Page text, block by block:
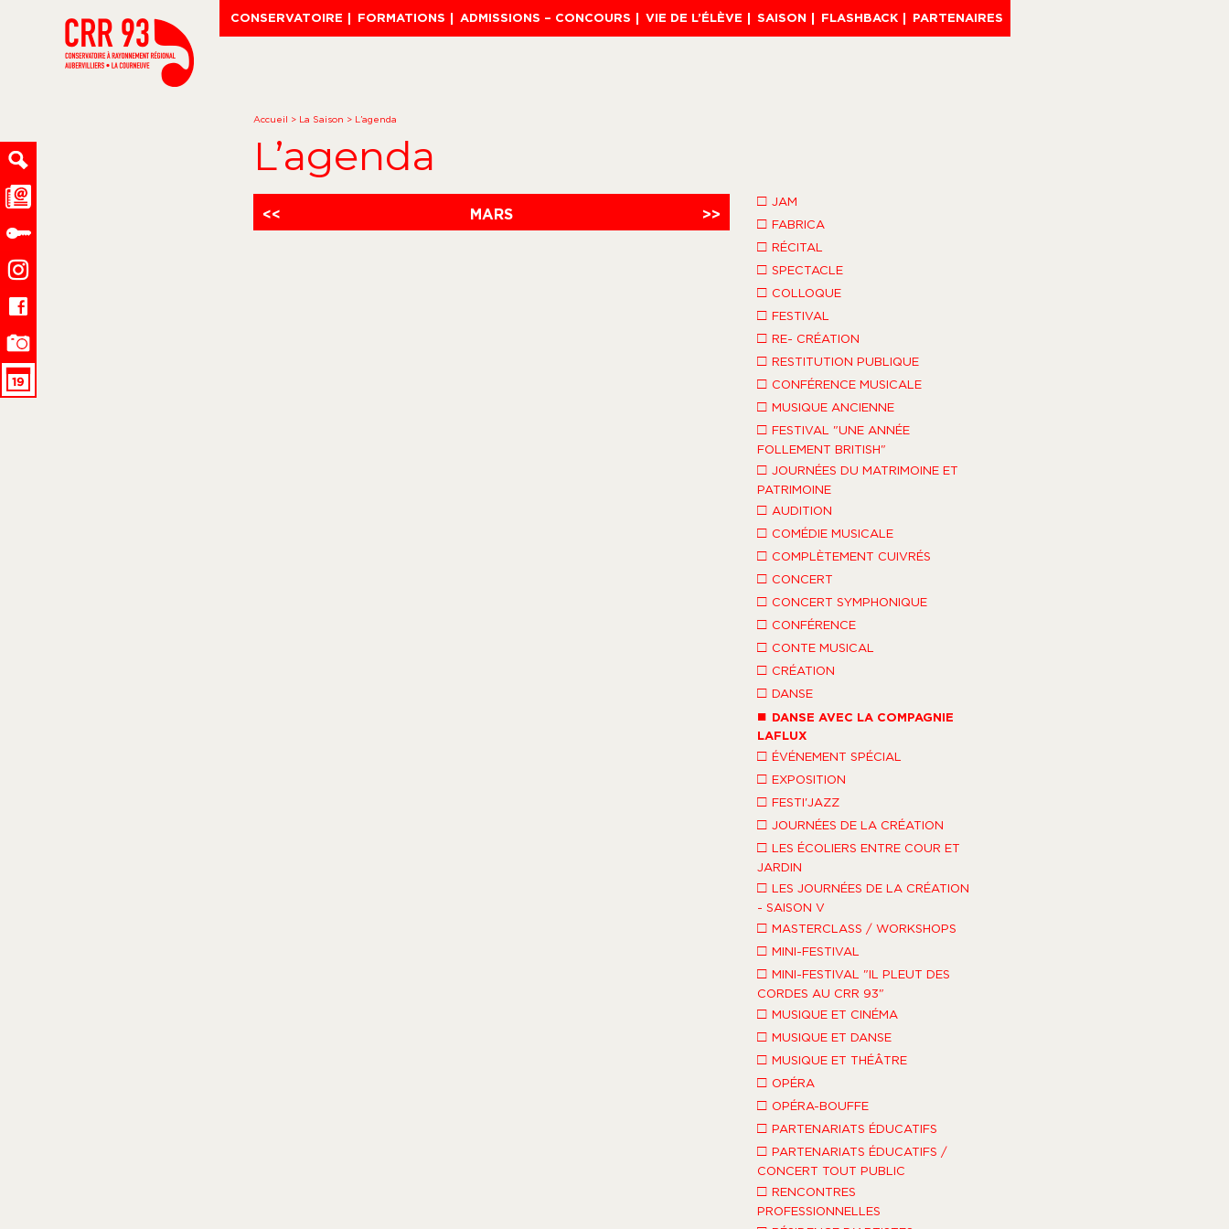
CONSERVATOIRE FORMATIONS ADMISSIONS – CONCOURS VIE DE L’ÉLÈVE SAISON FLASHBACK PARTENAIRES
Accueil > La Saison > L’agenda
L’agenda
<< MARS >>
□ JAM
□ FABRICA
□ RÉCITAL
□ SPECTACLE
□ COLLOQUE
□ FESTIVAL
□ RE- CRÉATION
□ RESTITUTION PUBLIQUE
□ CONFÉRENCE MUSICALE
□ MUSIQUE ANCIENNE
□ FESTIVAL "UNE ANNÉE
FOLLEMENT BRITISH"
□ JOURNÉES DU MATRIMOINE ET
PATRIMOINE
□ AUDITION
□ COMÉDIE MUSICALE
□ COMPLÈTEMENT CUIVRÉS
□ CONCERT
□ CONCERT SYMPHONIQUE
□ CONFÉRENCE
□ CONTE MUSICAL
□ CRÉATION
□ DANSE
■ DANSE AVEC LA COMPAGNIE
LAFLUX
□ ÉVÉNEMENT SPÉCIAL
□ EXPOSITION
□ FESTI'JAZZ
□ JOURNÉES DE LA CRÉATION
□ LES ÉCOLIERS ENTRE COUR ET
JARDIN
□ LES JOURNÉES DE LA CRÉATION
- SAISON V
□ MASTERCLASS / WORKSHOPS
□ MINI-FESTIVAL
□ MINI-FESTIVAL "IL PLEUT DES
CORDES AU CRR 93"
□ MUSIQUE ET CINÉMA
□ MUSIQUE ET DANSE
□ MUSIQUE ET THÉÂTRE
□ OPÉRA
□ OPÉRA-BOUFFE
□ PARTENARIATS ÉDUCATIFS
□ PARTENARIATS ÉDUCATIFS /
CONCERT TOUT PUBLIC
□ RENCONTRES
PROFESSIONNELLES